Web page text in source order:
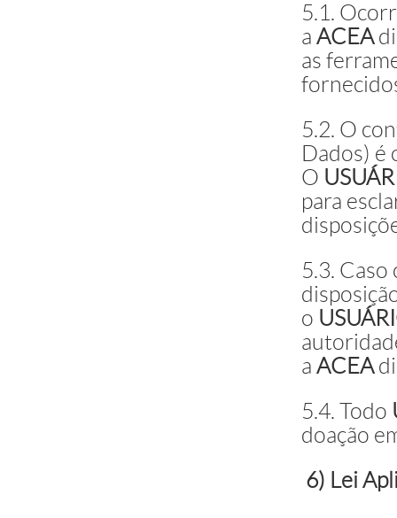
5.1.
a ACEA
as
5.2. O
Dados) é
O
para
5.3.
o
a ACEA
5.4. Todo
doação
6) Lei